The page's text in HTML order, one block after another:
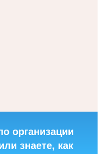
организации
знаете, как